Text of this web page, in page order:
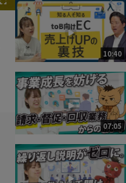
Fullscreen
10:40
07:05